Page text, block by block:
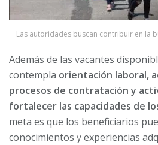
Las autoridades buscan contribuir en la
Además de las vacantes
contempla orientación laboral,
procesos de contratación y
fortalecer las capacidades de
meta es que los beneficiarios
conocimientos y experiencias